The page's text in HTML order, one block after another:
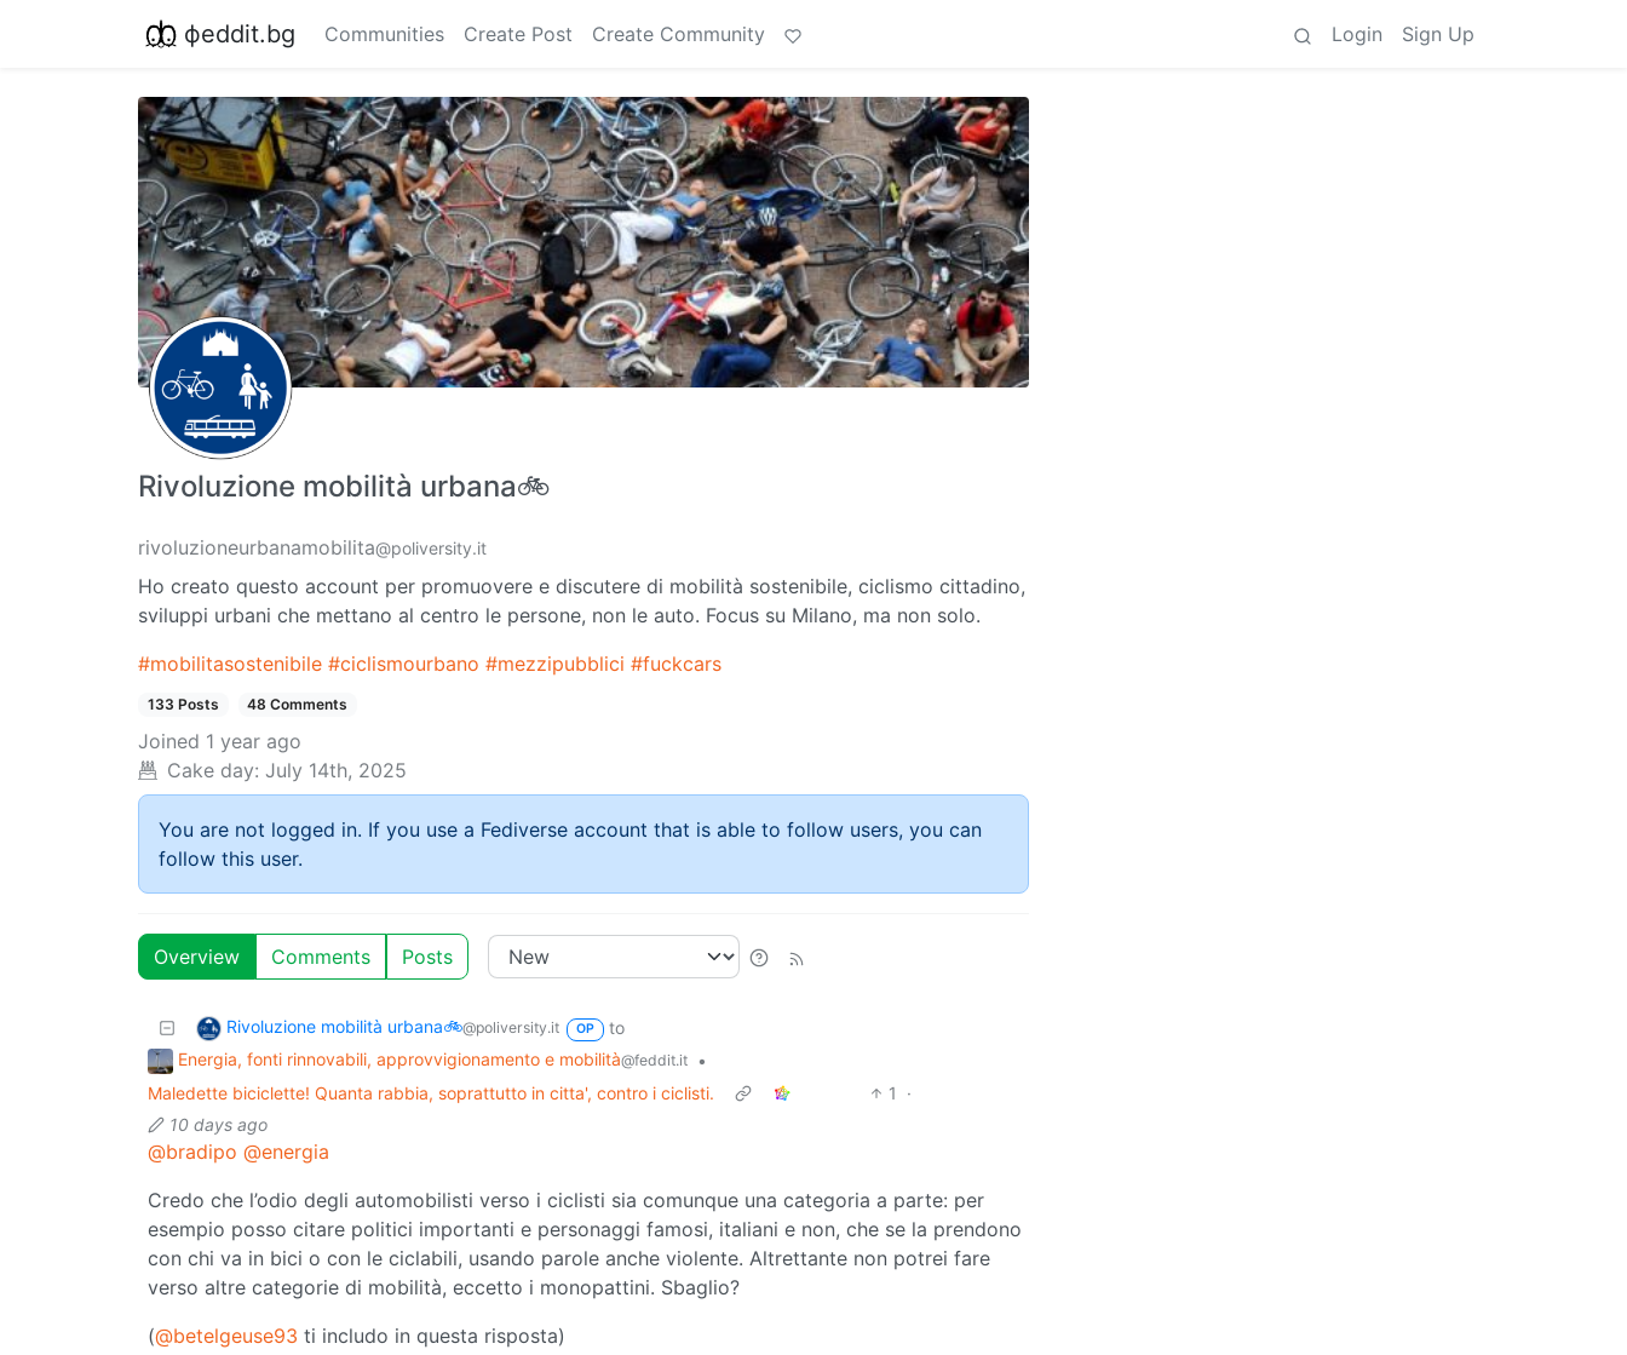
фeddit.bg Communities Create Post Create Community Login Sign Up
Rivoluzione mobilità urbana🚲
rivoluzioneurbanamobilita@poliversity.it
Ho creato questo account per promuovere e discutere di mobilità sostenibile, ciclismo cittadino,
sviluppi urbani che mettano al centro le persone, non le auto. Focus su Milano, ma non solo.
#mobilitasostenibile #ciclismourbano #mezzipubblici #fuckcars
133 Posts 48 Comments
Joined 1 year ago
Cake day: July 14th, 2025
You are not logged in. If you use a Fediverse account that is able to follow users, you can
follow this user.
Overview Comments Posts
Rivoluzione mobilità urbana🚲@poliversity.it OP
to
Energia, fonti rinnovabili, approvvigionamento e mobilità@feddit.it
•
Maledette biciclette! Quanta rabbia, soprattutto in citta', contro i ciclisti.
1
·
10 days ago
@bradipo @energia
Credo che l’odio degli automobilisti verso i ciclisti sia comunque una categoria a parte: per
esempio posso citare politici importanti e personaggi famosi, italiani e non, che se la prendono
con chi va in bici o con le ciclabili, usando parole anche violente. Altrettante non potrei fare
verso altre categorie di mobilità, eccetto i monopattini. Sbaglio?
(@betelgeuse93 ti includo in questa risposta)